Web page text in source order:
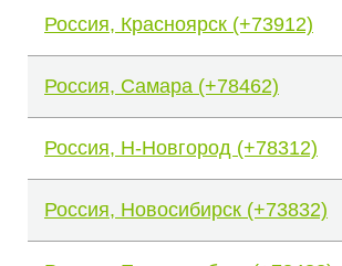
Россия, Красноярск (+73912)
Россия, Самара (+78462)
Россия, Н-Новгород (+78312)
Россия, Новосибирск (+73832)